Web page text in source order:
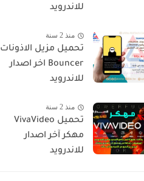
للاندرويد
منذ 2 سنة
تحميل مزيل الاذونات
Bouncer اخر اصدار
للاندرويد
منذ 2 سنة
تحميل VivaVideo
مهكر آخر اصدار
للاندرويد